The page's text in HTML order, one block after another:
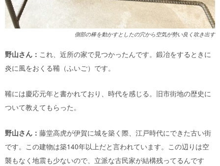
側部の棒を動かすとしたの穴から空気が勢い良く吹き出す
野山さん： これ、近所の家で見つかったんです。鍛冶をするときに
炎に風をおくる鞴（ふいご）です。
鞴には慶応元年と書かれており、時代を感じる。旧市街地の歴史に
ついて教えてもらった。
野山さん： 藤堂高虎が伊賀に城を築く際、江戸時代にできた古い街
です。この建物は築140年以上だと言われています。この辺りは空
襲もなく地震も少ないので、立派な古民家が結構残ってるんです